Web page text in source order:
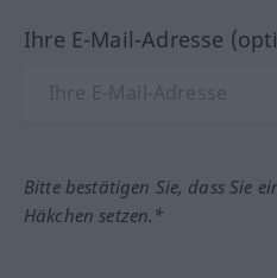
Ihre E-Mail-Adresse
Bitte bestätigen Sie, dass Sie
Häkchen setzen.*